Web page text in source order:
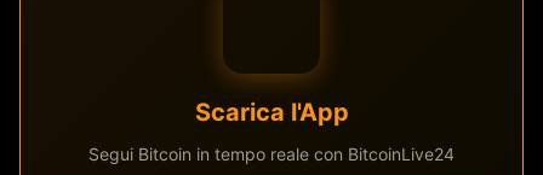
Scarica l'App
Segui Bitcoin in tempo reale con BitcoinLive24